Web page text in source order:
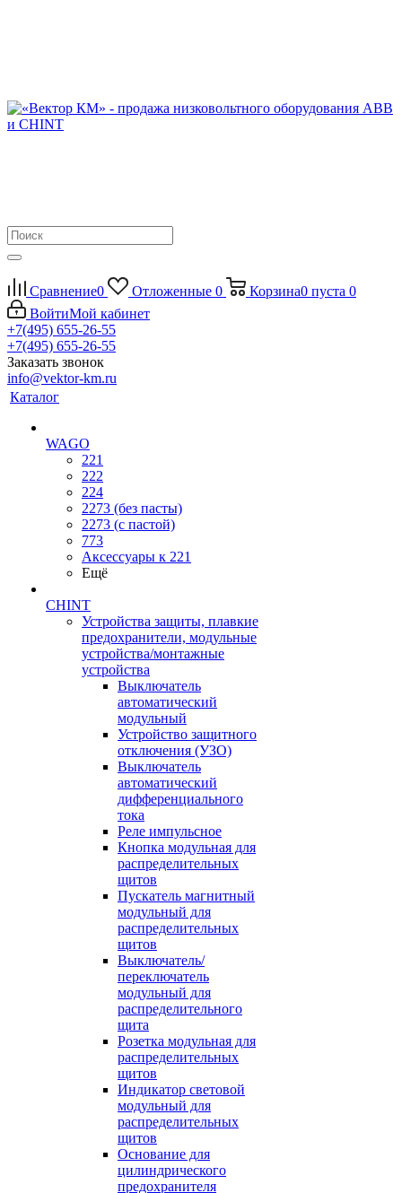
Сравнение0 Отложенные 0 Корзина0 пуста 0
ВойтиМой кабинет
+7(495) 655-26-55
+7(495) 655-26-55
Заказать звонок
info@vektor-km.ru
Каталог
WAGO
221
222
224
2273 (без пасты)
2273 (с пастой)
773
Аксессуары к 221
Ещё
CHINT
Устройства защиты, плавкие
предохранители, модульные
устройства/монтажные
устройства
Выключатель
автоматический
модульный
Устройство защитного
отключения (УЗО)
Выключатель
автоматический
дифференциального
тока
Реле импульсное
Кнопка модульная для
распределительных
щитов
Пускатель магнитный
модульный для
распределительных
щитов
Выключатель/
переключатель
модульный для
распределительного
щита
Розетка модульная для
распределительных
щитов
Индикатор световой
модульный для
распределительных
щитов
Основание для
цилиндрического
предохранителя